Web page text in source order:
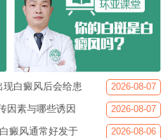
白癜风后会给患 2026-08-07
因素与哪些诱因 2026-08-07
癜风通常好发于 2026-08-06